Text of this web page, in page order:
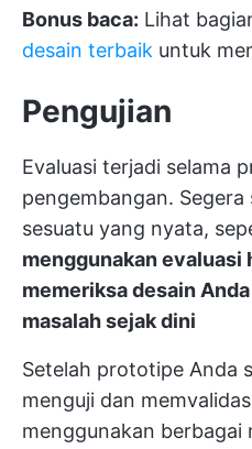
Bonus baca: Lihat
desain terbaik untuk
Pengujian
Evaluasi terjadi selama
pengembangan.
sesuatu yang nyata,
menggunakan
memeriksa desain
masalah sejak dini
Setelah prototipe Anda
menguji dan
menggunakan berbagai